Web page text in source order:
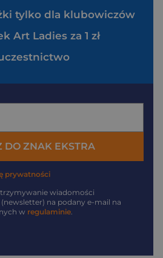
tylko dla klubowiczów
Art Ladies za 1 zł
DO ZNAK EKSTRA
prywatności
wiadomości
na podany e-mail na
w regulaminie.